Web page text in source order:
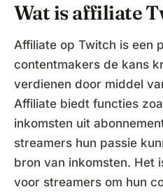
Wat is affiliate
Affiliate op Twitch is een
contentmakers de kans
verdienen door middel
Affiliate biedt functies
inkomsten uit
streamers hun passie
bron van inkomsten. Het
voor streamers om hun